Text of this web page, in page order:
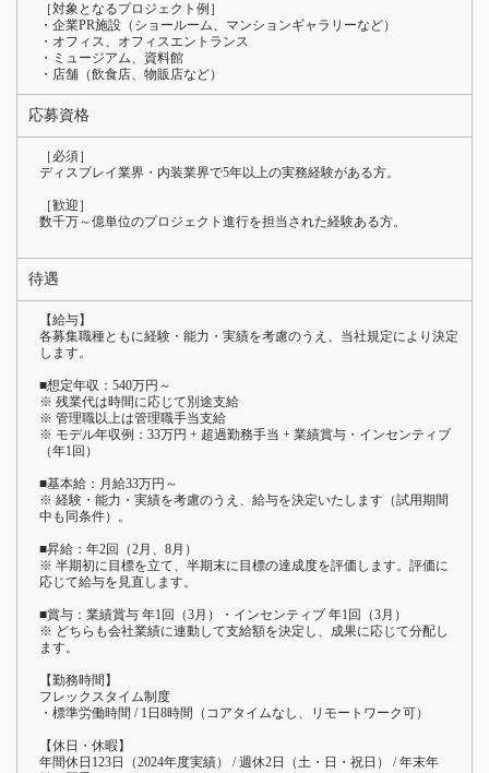
［対象となるプロジェクト例］
・企業PR施設（ショールーム、マンションギャラリーなど）
・オフィス、オフィスエントランス
・ミュージアム、資料館
・店舗（飲食店、物販店など）
応募資格
［必須］
ディスプレイ業界・内装業界で5年以上の実務経験がある方。
［歓迎］
数千万～億単位のプロジェクト進行を担当された経験ある方。
待遇
【給与】
各募集職種ともに経験・能力・実績を考慮のうえ、当社規定により決定
します。
■想定年収：540万円～
※ 残業代は時間に応じて別途支給
※ 管理職以上は管理職手当支給
※ モデル年収例：33万円 + 超過勤務手当 + 業績賞与・インセンティブ
（年1回）
■基本給：月給33万円～
※ 経験・能力・実績を考慮のうえ、給与を決定いたします（試用期間
中も同条件）。
■昇給：年2回（2月、8月）
※ 半期初に目標を立て、半期末に目標の達成度を評価します。評価に
応じて給与を見直します。
■賞与：業績賞与 年1回（3月）・インセンティブ 年1回（3月）
※ どちらも会社業績に連動して支給額を決定し、成果に応じて分配し
ます。
【勤務時間】
フレックスタイム制度
・標準労働時間 / 1日8時間（コアタイムなし、リモートワーク可）
【休日・休暇】
年間休日123日（2024年度実績） / 週休2日（土・日・祝日） / 年末年